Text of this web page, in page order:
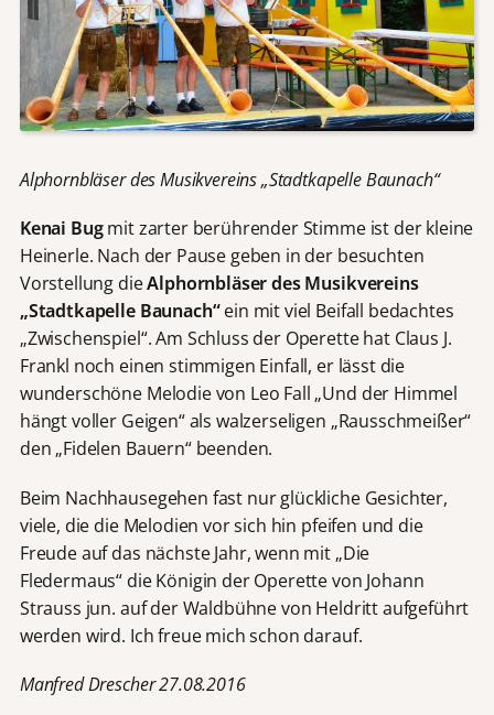
Alphornbläser des Musikvereins „Stadtkapelle Baunach“
Kenai Bugmit zarter berührender Stimme ist der kleine
Heinerle. Nach der Pause geben in der besuchten
Vorstellung dieAlphornbläser des Musikvereins
„Stadtkapelle Baunach“ein mit viel Beifall bedachtes
„Zwischenspiel“. Am Schluss der Operette hat Claus J.
Frankl noch einen stimmigen Einfall, er lässt die
wunderschöne Melodie von Leo Fall „Und der Himmel
hängt voller Geigen“ als walzerseligen „Rausschmeißer“
den „Fidelen Bauern“ beenden.
Beim Nachhausegehen fast nur glückliche Gesichter,
viele, die die Melodien vor sich hin pfeifen und die
Freude auf das nächste Jahr, wenn mit „Die
Fledermaus“ die Königin der Operette von Johann
Strauss jun. auf der Waldbühne von Heldritt aufgeführt
werden wird. Ich freue mich schon darauf.
Manfred Drescher 27.08.2016